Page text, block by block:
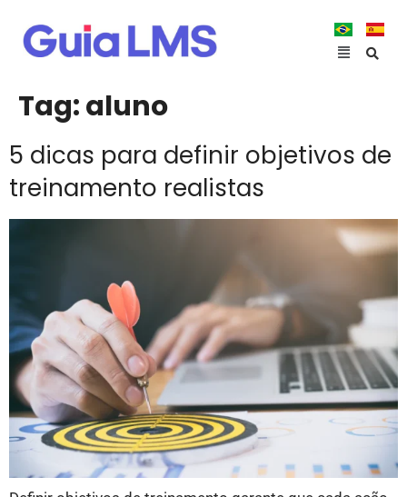
Tag:aluno
5 dicas para definir objetivos de
treinamento realistas